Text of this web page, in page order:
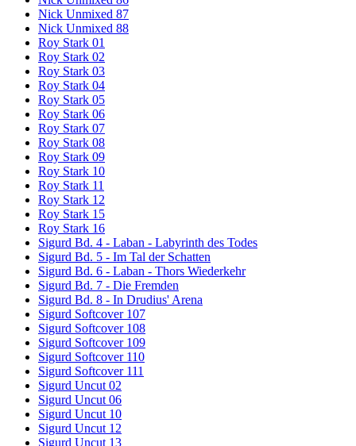
Nick Unmixed 87
Nick Unmixed 88
Roy Stark 01
Roy Stark 02
Roy Stark 03
Roy Stark 04
Roy Stark 05
Roy Stark 06
Roy Stark 07
Roy Stark 08
Roy Stark 09
Roy Stark 10
Roy Stark 11
Roy Stark 12
Roy Stark 15
Roy Stark 16
Sigurd Bd. 4 - Laban - Labyrinth des Todes
Sigurd Bd. 5 - Im Tal der Schatten
Sigurd Bd. 6 - Laban - Thors Wiederkehr
Sigurd Bd. 7 - Die Fremden
Sigurd Bd. 8 - In Drudius' Arena
Sigurd Softcover 107
Sigurd Softcover 108
Sigurd Softcover 109
Sigurd Softcover 110
Sigurd Softcover 111
Sigurd Uncut 02
Sigurd Uncut 06
Sigurd Uncut 10
Sigurd Uncut 12
Sigurd Uncut 13